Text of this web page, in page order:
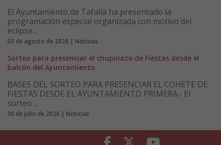
El Ayuntamiento de Tafalla ha presentado la
programación especial organizada con motivo del
eclipse...
03 de agosto de 2026 | Noticias
Sorteo para presenciar el chupinazo de Fiestas desde el
balcón del Ayuntamiento
BASES DEL SORTEO PARA PRESENCIAR EL COHETE DE
FIESTAS DESDE EL AYUNTAMIENTO PRIMERA.- El
sorteo ...
30 de julio de 2026 | Noticias
Facebook Twitter Youtube